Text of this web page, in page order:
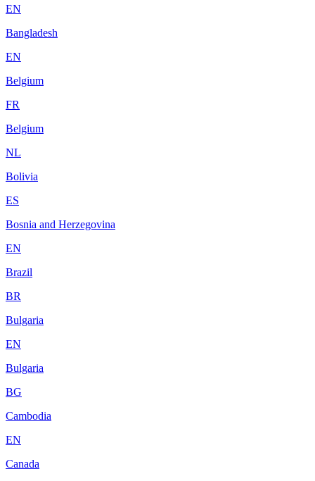
EN
Bangladesh
EN
Belgium
FR
Belgium
NL
Bolivia
ES
Bosnia and Herzegovina
EN
Brazil
BR
Bulgaria
EN
Bulgaria
BG
Cambodia
EN
Canada